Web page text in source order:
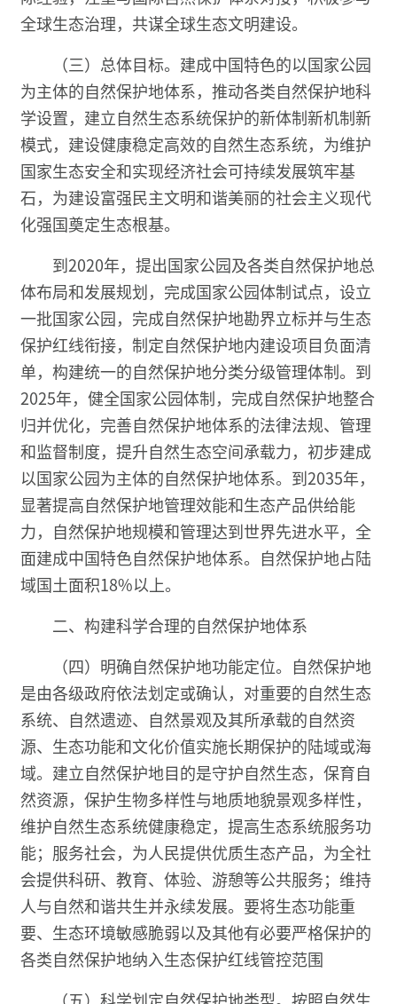
全球生态治理，共谋全球生态文明建设。
（三）总体目标。建成中国特色的以国家公园
为主体的自然保护地体系，推动各类自然保护地科
学设置，建立自然生态系统保护的新体制新机制新
模式，建设健康稳定高效的自然生态系统，为维护
国家生态安全和实现经济社会可持续发展筑牢基
石，为建设富强民主文明和谐美丽的社会主义现代
化强国奠定生态根基。
到2020年，提出国家公园及各类自然保护地总
体布局和发展规划，完成国家公园体制试点，设立
一批国家公园，完成自然保护地勘界立标并与生态
保护红线衔接，制定自然保护地内建设项目负面清
单，构建统一的自然保护地分类分级管理体制。到
2025年，健全国家公园体制，完成自然保护地整合
归并优化，完善自然保护地体系的法律法规、管理
和监督制度，提升自然生态空间承载力，初步建成
以国家公园为主体的自然保护地体系。到2035年，
显著提高自然保护地管理效能和生态产品供给能
力，自然保护地规模和管理达到世界先进水平，全
面建成中国特色自然保护地体系。自然保护地占陆
域国土面积18%以上。
二、构建科学合理的自然保护地体系
（四）明确自然保护地功能定位。自然保护地
是由各级政府依法划定或确认，对重要的自然生态
系统、自然遗迹、自然景观及其所承载的自然资
源、生态功能和文化价值实施长期保护的陆域或海
域。建立自然保护地目的是守护自然生态，保育自
然资源，保护生物多样性与地质地貌景观多样性，
维护自然生态系统健康稳定，提高生态系统服务功
能；服务社会，为人民提供优质生态产品，为全社
会提供科研、教育、体验、游憩等公共服务；维持
人与自然和谐共生并永续发展。要将生态功能重
要、生态环境敏感脆弱以及其他有必要严格保护的
各类自然保护地纳入生态保护红线管控范围